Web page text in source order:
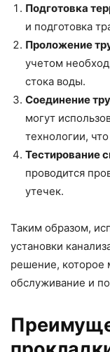
Подготовка
и подготовка
Проложение
учетом
стока воды.
Соединение
могут
технологии,
Тестирование
проводится
утечек.
Таким образом,
установки
решение, которое
обслуживание и